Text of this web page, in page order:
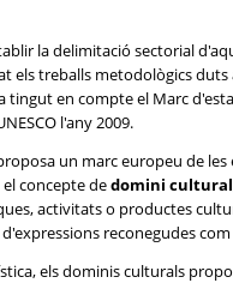
la delimitació sectorial
els treballs metodològics duts
tingut en compte el Marc
l'any 2009.
un marc europeu de
concepte dedomini cultural
activitats o productes
reconegudes
els dominis culturals